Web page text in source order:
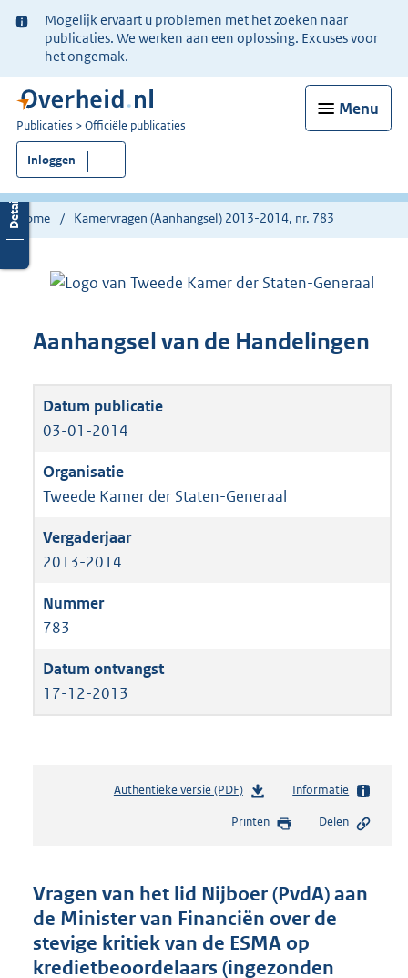
Ter
informatie:
Mogelijk ervaart u problemen met het zoeken naar
publicaties. We werken aan een oplossing. Excuses voor
het ongemak.
Menu
U
bent
nu
hier:
Publicaties Officiële publicaties
Inloggen
Home Kamervragen (Aanhangsel) 2013-2014, nr. 783
Aanhangsel van de Handelingen
03-01-2014
Tweede Kamer der Staten-Generaal
2013-2014
783
17-12-2013
Authentieke versie (PDF)b
s
d
s
g
r
Informatie
Printen Delen
Vragen van het lid Nijboer (PvdA) aan
de Minister van Financiën over de
stevige kritiek van de ESMA op
kredietbeoordelaars (ingezonden